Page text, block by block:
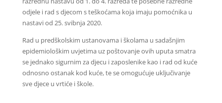
odjele i rad s djecom s teškoćama koja imaju pomoćnika u
nastavi od 25. svibnja 2020.
Rad u predškolskim ustanovama i školama u sadašnjim
epidemiološkim uvjetima uz poštovanje ovih uputa smatra
se jednako sigurnim za djecu i zaposlenike kao i rad od kuće
odnosno ostanak kod kuće, te se omogućuje uključivanje
sve djece u vrtiće i škole.